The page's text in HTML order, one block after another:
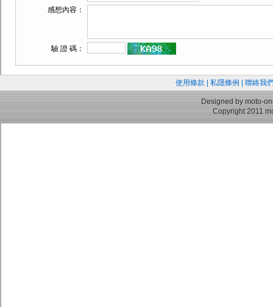
感想內容：
驗 證 碼：
使用條款 私隱條例 聯絡我
Designed by moto-
Copyright 2011